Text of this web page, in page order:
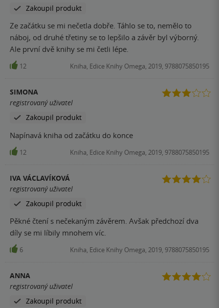
Zakoupil produkt
Ze začátku se mi nečetla dobře. Táhlo se to, nemělo to
náboj, od druhé třetiny se to lepšilo a závěr byl výborný.
Ale první dvě knihy se mi četli lépe.
12 Kniha, Edice Knihy Omega, 2019, 9788075850195
SIMONA
registrovaný uživatel
Zakoupil produkt
Napínavá kniha od začátku do konce
12 Kniha, Edice Knihy Omega, 2019, 9788075850195
IVA VÁCLAVÍKOVÁ
registrovaný uživatel
Zakoupil produkt
Pěkné čtení s nečekaným závěrem. Avšak předchozí dva
díly se mi líbily mnohem víc.
6 Kniha, Edice Knihy Omega, 2019, 9788075850195
ANNA
registrovaný uživatel
Zakoupil produkt